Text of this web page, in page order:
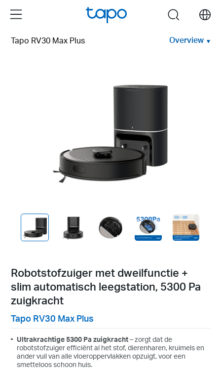
Menu search
Tapo RV30 Max Plus Overview
Robotstofzuiger met dweilfunctie +
slim automatisch leegstation, 5300 Pa
zuigkracht
Tapo RV30 Max Plus
Ultrakrachtige 5300 Pa zuigkracht– zorgt dat de
robotstofzuiger efficiënt al het stof, dierenharen, kruimels en
ander vuil van alle vloeroppervlakken opzuigt, voor een
smetteloos schoon huis.